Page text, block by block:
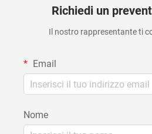
Richiedi un
Il nostro rappresentante ti
Email
Nome